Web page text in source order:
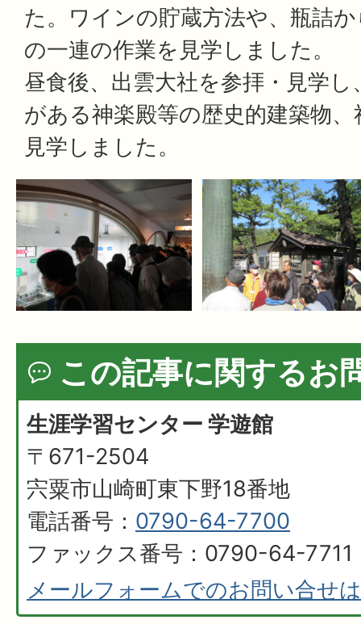
た。ワインの貯蔵方法や、瓶詰
の一連の作業を見学しました。
昼食後、出雲大社を参拝・見学
がある神楽殿等の歴史的建築物
見学しました。
この記事に関するお
生涯学習センター 学遊館
〒671-2504
宍粟市山崎町東下野18番地
電話番号： 0790-64-7700
ファックス番号：0790-64-7711
メールフォームでのお問い合せ